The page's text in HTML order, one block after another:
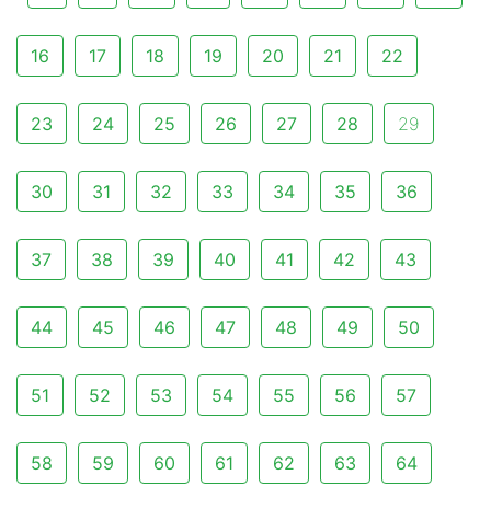
16 17 18 19 20 21 22
23 24 25 26 27 28 29
30 31 32 33 34 35 36
37 38 39 40 41 42 43
44 45 46 47 48 49 50
51 52 53 54 55 56 57
58 59 60 61 62 63 64